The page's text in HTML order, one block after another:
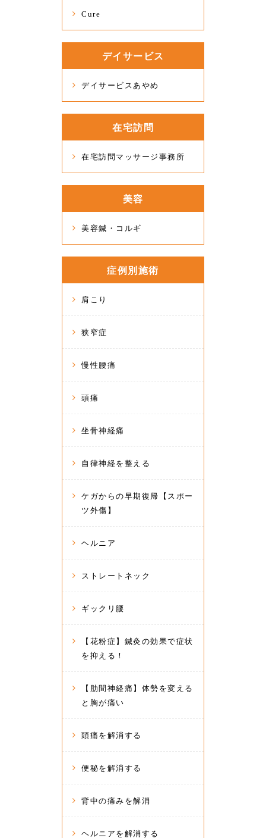
Cure
デイサービス
デイサービスあやめ
在宅訪問
在宅訪問マッサージ事務所
美容
美容鍼・コルギ
症例別施術
肩こり
狭窄症
慢性腰痛
頭痛
坐骨神経痛
自律神経を整える
ケガからの早期復帰【スポー
ツ外傷】
ヘルニア
ストレートネック
ギックリ腰
【花粉症】鍼灸の効果で症状
を抑える！
【肋間神経痛】体勢を変える
と胸が痛い
頭痛を解消する
便秘を解消する
背中の痛みを解消
ヘルニアを解消する